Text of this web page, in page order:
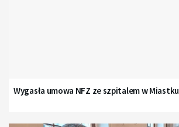
Wygasła umowa NFZ ze szpitalem w Miastku